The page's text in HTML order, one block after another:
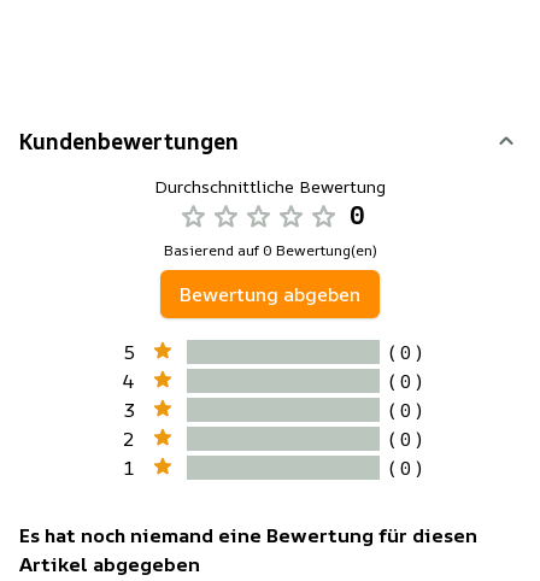
Kundenbewertungen
Durchschnittliche Bewertung
0
Basierend auf 0 Bewertung(en)
Bewertung abgeben
5
( 0 )
4
( 0 )
3
( 0 )
2
( 0 )
1
( 0 )
Es hat noch niemand eine Bewertung für diesen
Artikel abgegeben